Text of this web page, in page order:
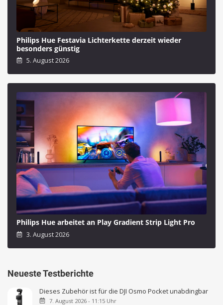
Philips Hue Festavia Lichterkette derzeit wieder
besonders günstig
5. August 2026
Philips Hue arbeitet an Play Gradient Strip Light Pro
3. August 2026
Neueste Testberichte
Dieses Zubehör ist für die DJI Osmo Pocket unabdingbar
7. August 2026 - 11:15 Uhr